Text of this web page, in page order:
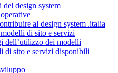
design system
al design system .italia
di sito e servizi
dell’utilizzo dei modelli
di sito e servizi disponibili